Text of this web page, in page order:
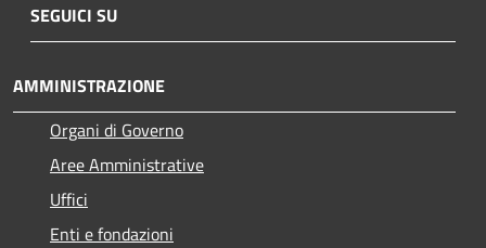
SEGUICI SU
AMMINISTRAZIONE
Organi di Governo
Aree Amministrative
Uffici
Enti e fondazioni